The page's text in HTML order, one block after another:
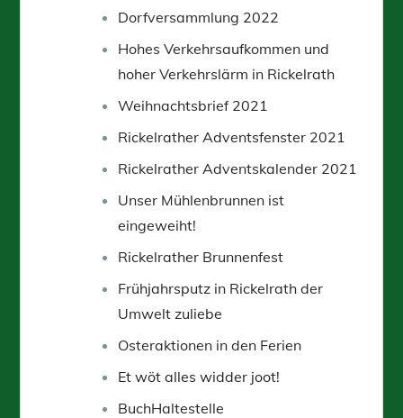
Dorfversammlung 2022
Hohes Verkehrsaufkommen und
hoher Verkehrslärm in Rickelrath
Weihnachtsbrief 2021
Rickelrather Adventsfenster 2021
Rickelrather Adventskalender 2021
Unser Mühlenbrunnen ist
eingeweiht!
Rickelrather Brunnenfest
Frühjahrsputz in Rickelrath der
Umwelt zuliebe
Osteraktionen in den Ferien
Et wöt alles widder joot!
BuchHaltestelle